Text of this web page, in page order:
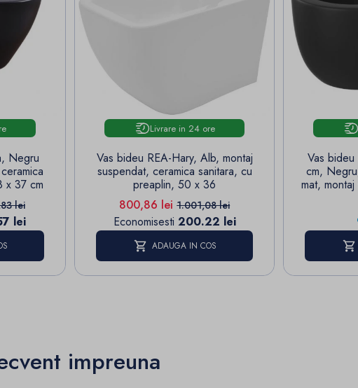
Negru
x 37 cm
baza
lei
lei
Livrare in 24 ore
Vas bideu REA-Hary, Alb, montaj
suspendat, ceramica sanitara, cu
preaplin, 50 x 36
Pret
800,86 leiPret de baza
1.001,08 lei
Economisesti 200.22 lei
ADAUGA IN COS
Vas
cm,
mat,
impreuna